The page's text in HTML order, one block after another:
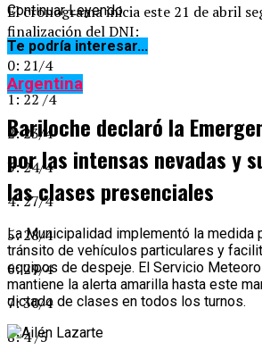
El cronograma inicia este 21 de abril
finalización del DNI:
0: 21/4
1: 22 /4
2: 23/4
3: 24/4
4: 27/4
5: 28/4
6: 29/4
7: 30/4
8: 4 /5
Continuar Leyendo
Te podría interesar...
Argentina
Bariloche declaró la
por las intensas nevadas y
las clases presenciales
La Municipalidad implementó la medida
tránsito de vehículos particulares y
equipos de despeje. El Servicio
mantiene la alerta amarilla hasta este
dictado de clases en todos los turnos.